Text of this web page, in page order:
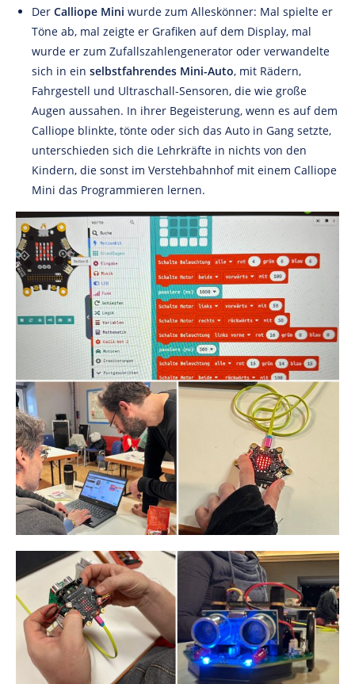
Der Calliope Mini wurde zum Alleskönner: Mal spielte er
Töne ab, mal zeigte er Grafiken auf dem Display, mal
wurde er zum Zufallszahlengenerator oder verwandelte
sich in ein selbstfahrendes Mini-Auto, mit Rädern,
Fahrgestell und Ultraschall-Sensoren, die wie große
Augen aussahen. In ihrer Begeisterung, wenn es auf dem
Calliope blinkte, tönte oder sich das Auto in Gang setzte,
unterschieden sich die Lehrkräfte in nichts von den
Kindern, die sonst im Verstehbahnhof mit einem Calliope
Mini das Programmieren lernen.